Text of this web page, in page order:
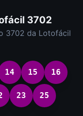
3702
3702 da Lotofácil
14 15 16
23 25